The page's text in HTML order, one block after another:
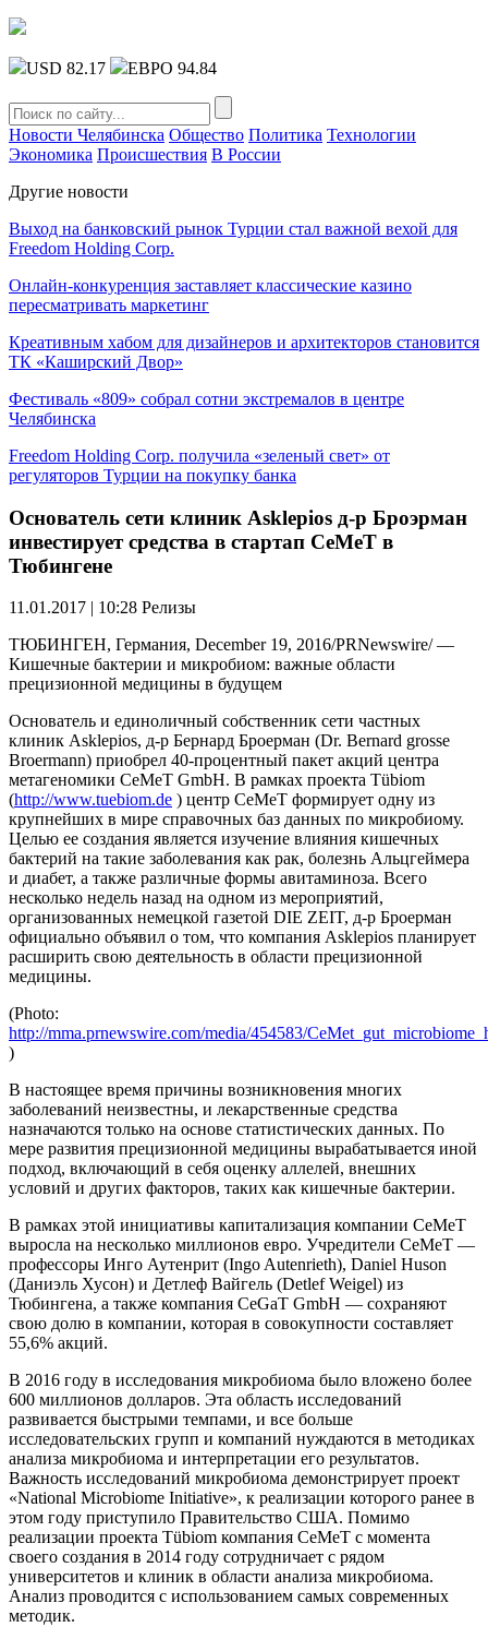
USD 82.17 ЕВРО 94.84
Новости Челябинска Общество Политика Технологии
Экономика Происшествия В России
Другие новости
Выход на банковский рынок Турции стал важной вехой для
Freedom Holding Corp.
Онлайн-конкуренция заставляет классические казино
пересматривать маркетинг
Креативным хабом для дизайнеров и архитекторов становится
ТК «Каширский Двор»
Фестиваль «809» собрал сотни экстремалов в центре
Челябинска
Freedom Holding Corp. получила «зеленый свет» от
регуляторов Турции на покупку банка
Основатель сети клиник Asklepios д-р Броэрман
инвестирует средства в стартап CeMeT в
Тюбингене
11.01.2017 | 10:28 Релизы
ТЮБИНГЕН, Германия, December 19, 2016/PRNewswire/ —
Кишечные бактерии и микробиом: важные области
прецизионной медицины в будущем
Основатель и единоличный собственник сети частных
клиник Asklepios, д-р Бернард Броерман (Dr. Bernard grosse
Broermann) приобрел 40-процентный пакет акций центра
метагеномики CeMeT GmbH. В рамках проекта Tübiom
(http://www.tuebiom.de ) центр CeMeT формирует одну из
крупнейших в мире справочных баз данных по микробиому.
Целью ее создания является изучение влияния кишечных
бактерий на такие заболевания как рак, болезнь Альцгеймера
и диабет, а также различные формы авитаминоза. Всего
несколько недель назад на одном из мероприятий,
организованных немецкой газетой DIE ZEIT, д-р Броерман
официально объявил о том, что компания Asklepios планирует
расширить свою деятельность в области прецизионной
медицины.
(Photo:
http://mma.prnewswire.com/media/454583/
)
В настоящее время причины возникновения многих
заболеваний неизвестны, и лекарственные средства
назначаются только на основе статистических данных. По
мере развития прецизионной медицины вырабатывается иной
подход, включающий в себя оценку аллелей, внешних
условий и других факторов, таких как кишечные бактерии.
В рамках этой инициативы капитализация компании CeMeT
выросла на несколько миллионов евро. Учредители CeMeT ―
профессоры Инго Аутенрит (Ingo Autenrieth), Daniel Huson
(Даниэль Хусон) и Детлеф Вайгель (Detlef Weigel) из
Тюбингена, а также компания CeGaT GmbH ― сохраняют
свою долю в компании, которая в совокупности составляет
55,6% акций.
В 2016 году в исследования микробиома было вложено более
600 миллионов долларов. Эта область исследований
развивается быстрыми темпами, и все больше
исследовательских групп и компаний нуждаются в методиках
анализа микробиома и интерпретации его результатов.
Важность исследований микробиома демонстрирует проект
«National Microbiome Initiative», к реализации которого ранее в
этом году приступило Правительство США. Помимо
реализации проекта Tübiom компания CeMeT с момента
своего создания в 2014 году сотрудничает с рядом
университетов и клиник в области анализа микробиома.
Анализ проводится с использованием самых современных
методик.